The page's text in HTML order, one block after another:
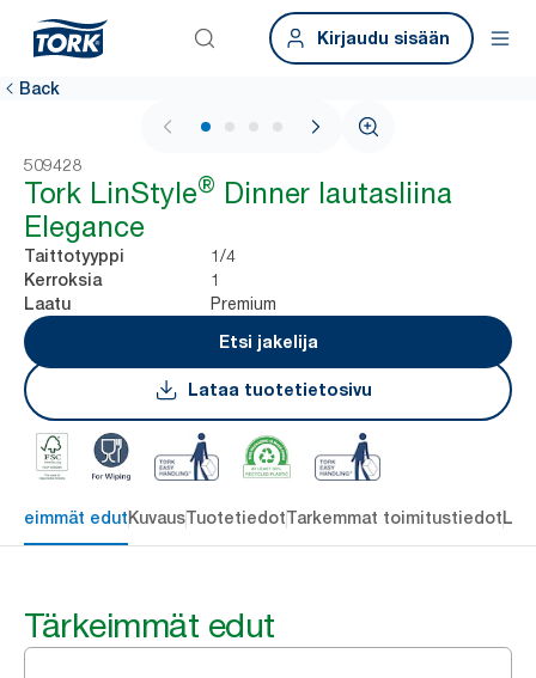
Kirjaudu sisään
Back
1 / 4
509428
Tork LinStyle® Dinner lautasliina
Elegance
Taittotyyppi 1/4
Kerroksia 1
Laatu
Premium
Etsi jakelija
Lataa tuotetietosivu
edutKuvausTuotetiedotTarkemmat toimitustiedot
Tärkeimmät edut